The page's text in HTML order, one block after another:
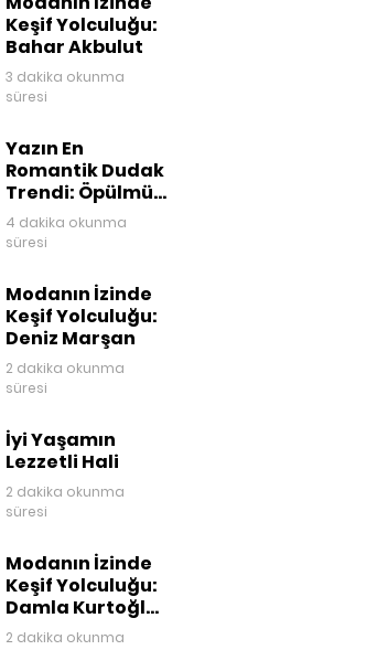
Keşif Yolculuğu:
Bahar Akbulut
3 dakika okunma
süresi
Yazın En
Romantik Dudak
Trendi: Öpülmüş
Dudaklar
4 dakika okunma
süresi
Modanın İzinde
Keşif Yolculuğu:
Deniz Marşan
2 dakika okunma
süresi
İyi Yaşamın
Lezzetli Hali
2 dakika okunma
süresi
Modanın İzinde
Keşif Yolculuğu:
Damla Kurtoğlu
Akgönenç
2 dakika okunma